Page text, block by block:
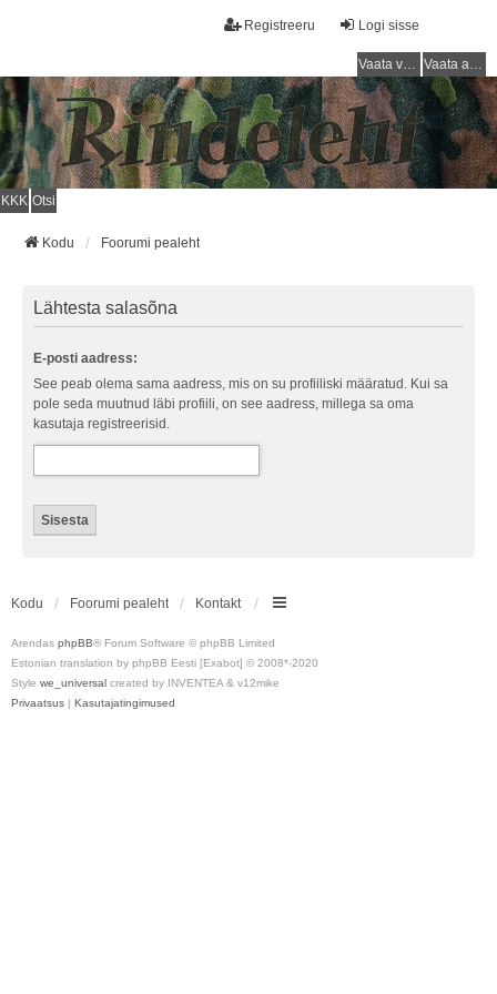
Logi sisse
Registreeru
Vaata vastamata teemasi Vaata aktiivseid teemasid
KKK Otsi
Kodu Foorumi pealeht
Lähtesta salasõna
E-posti aadress:
See peab olema sama aadress, mis on su profiiliski määratud. Kui sa
pole seda muutnud läbi profiili, on see aadress, millega sa oma
kasutaja registreerisid.
Kodu Foorumi pealeht Kontakt
Arendas phpBB® Forum Software © phpBB Limited
Estonian translation by phpBB Eesti [Exabot] © 2008*-2020
Style we_universal created by INVENTEA & v12mike
Privaatsus | Kasutajatingimused